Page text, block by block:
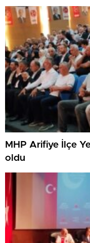
MHP Arifiye İlçe
oldu